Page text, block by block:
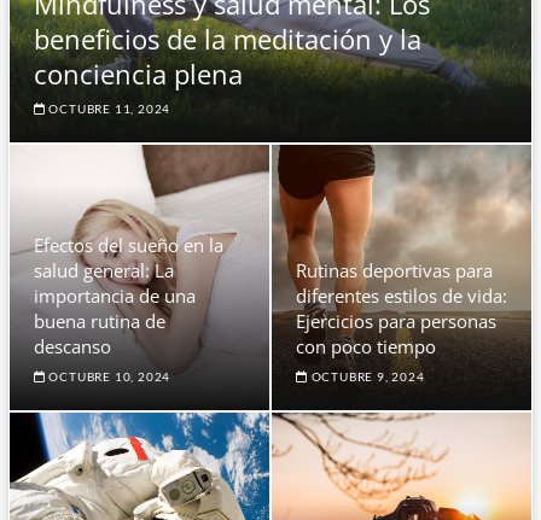
beneficios de la meditación y la
conciencia plena
OCTUBRE 11, 2024
Efectos del sueño en la
salud general: La
importancia de una
buena rutina de
descanso
OCTUBRE 10, 2024
Rutinas deportivas para
diferentes estilos de vida:
Ejercicios para personas
con poco tiempo
OCTUBRE 9, 2024